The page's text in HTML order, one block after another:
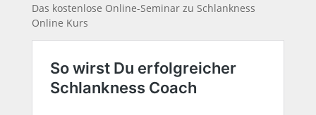
Das kostenlose Online-Seminar zu Schlankness
Online Kurs